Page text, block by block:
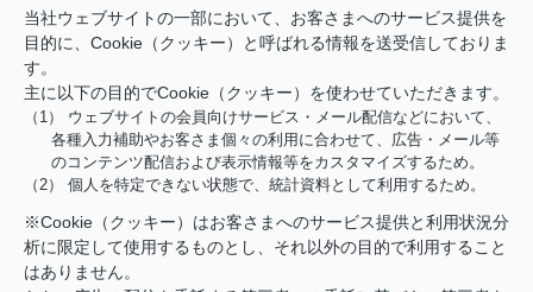
当社ウェブサイトの一部において、お客さまへのサービス提供を
目的に、Cookie（クッキー）と呼ばれる情報を送受信しておりま
す。
主に以下の目的でCookie（クッキー）を使わせていただきます。
（1） ウェブサイトの会員向けサービス・メール配信などにおいて、
各種入力補助やお客さま個々の利用に合わせて、広告・メール等
のコンテンツ配信および表示情報等をカスタマイズするため。
（2） 個人を特定できない状態で、統計資料として利用するため。
※Cookie（クッキー）はお客さまへのサービス提供と利用状況分
析に限定して使用するものとし、それ以外の目的で利用すること
はありません。